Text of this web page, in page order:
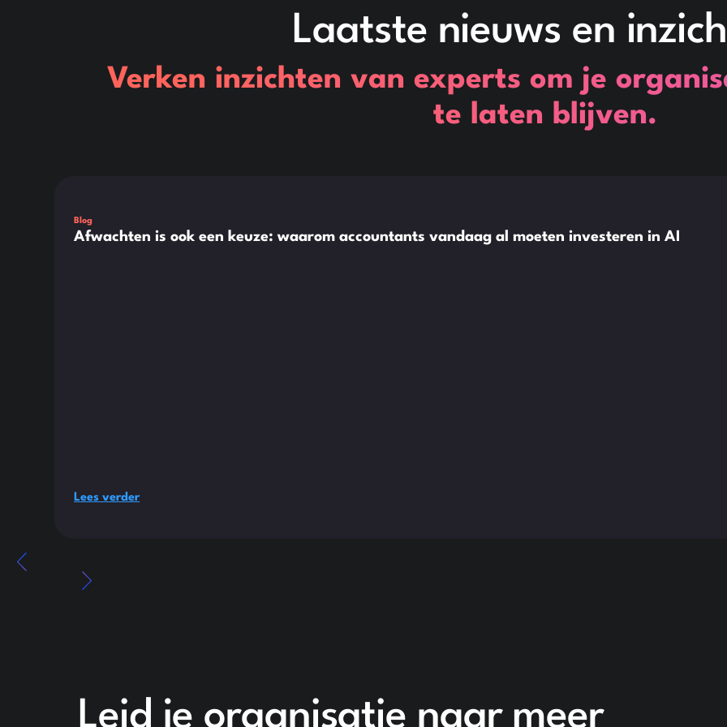
Laatste nieuws en
Verken inzichten van experts om je
te laten blijven.
Blog
Afwachten is ook een keuze: waarom accountants vandaag al moeten investeren in AI
Lees verder
Leid je organisatie naar meer